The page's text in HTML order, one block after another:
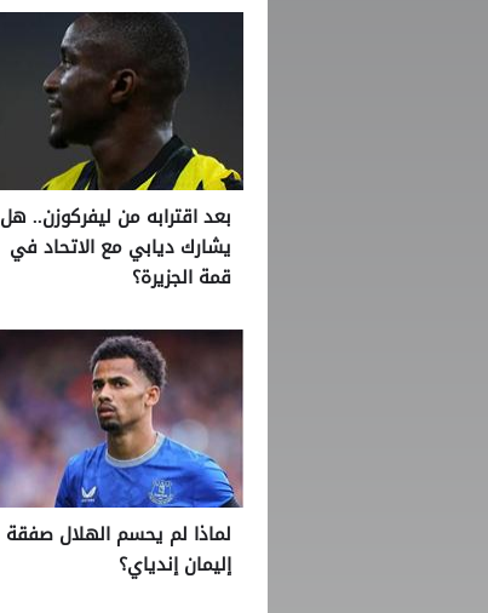
بعد اقترابه من ليفركوزن.. هل
يشارك ديابي مع الاتحاد في
قمة الجزيرة؟
لماذا لم يحسم الهلال صفقة
إليمان إندياي؟